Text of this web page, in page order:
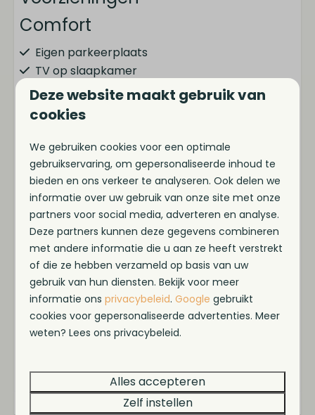
Comfort
Eigen parkeerplaats
TV op slaapkamer
Opgemaakte bedden
Smart-TV
Locatie
Nabij jachthaven
Keuken
Koel-vriescombinatie
Vaatwasser
Kookplaat
Combimagnetron
Waterkoker
Pannenset
Koffiecupmachine
Toon meer ↓
Deze website maakt gebruik van
cookies
We gebruiken cookies voor een optimale
gebruikservaring, om gepersonaliseerde inhoud te
bieden en ons verkeer te analyseren. Ook delen we
informatie over uw gebruik van onze site met onze
partners voor social media, adverteren en analyse.
Deze partners kunnen deze gegevens combineren
met andere informatie die u aan ze heeft verstrekt
of die ze hebben verzameld op basis van uw
gebruik van hun diensten. Bekijk voor meer
informatie onsprivacybeleid.Google gebruikt
cookies voor gepersonaliseerde advertenties. Meer
weten? Lees ons privacybeleid.
Alles accepteren
Zelf instellen